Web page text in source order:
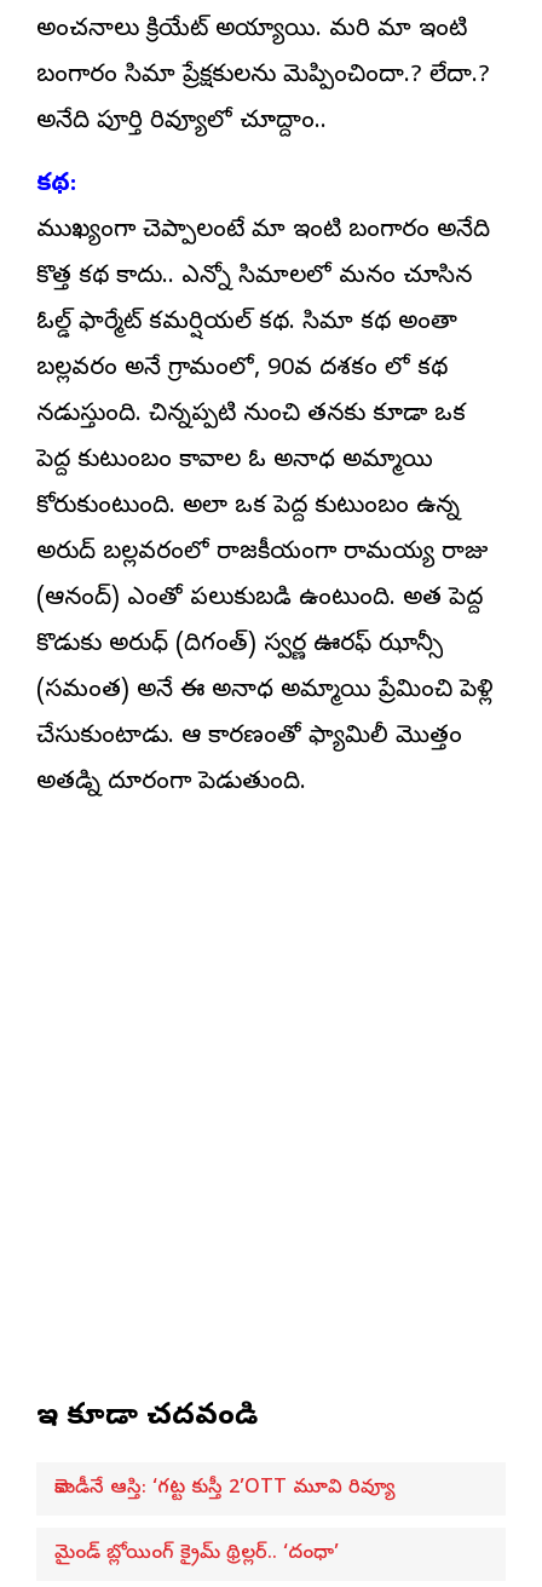
అంచనాలు క్రియేట్ అయ్యాయి. మరి మా ఇంటి
బంగారం సినిమా ప్రేక్షకులను మెప్పించిందా.? లేదా.?
అనేది పూర్తి రివ్యూలో చూద్దాం..
కథ:
ముఖ్యంగా చెప్పాలంటే మా ఇంటి బంగారం అనేది
కొత్త కథ కాదు.. ఎన్నో సినిమాలలో మనం చూసిన
ఓల్డ్ ఫార్మేట్ కమర్షియల్ కథ. సినిమా కథ అంతా
బల్లవరం అనే గ్రామంలో, 90వ దశకం లో కథ
నడుస్తుంది. చిన్నప్పటి నుంచి తనకు కూడా ఒక
పెద్ద కుటుంబం కావాలని ఓ అనాధ అమ్మాయి
కోరుకుంటుంది. అలా ఒక పెద్ద కుటుంబం ఉన్న
అనిరుద్ బల్లవరంలో రాజకీయంగా రామయ్య రాజు
(ఆనంద్) ఎంతో పలుకుబడి ఉంటుంది. అతని పెద్ద
కొడుకు అనిరుధ్ (దిగంత్) స్వర్ణ ఊరఫ్ ఝాన్సీ
(సమంత) అనే ఈ అనాధ అమ్మాయిని ప్రేమించి పెళ్లి
చేసుకుంటాడు. ఆ కారణంతో ఫ్యామిలీ మొత్తం
అతడ్ని దూరంగా పెడుతుంది.
ఇవి కూడా చదవండి
కామెడీనే ఆస్తి: ‘గట్ట కుస్తీ 2’OTT మూవి రివ్యూ
మైండ్ బ్లోయింగ్ క్రైమ్ థ్రిల్లర్.. ‘దంధా’